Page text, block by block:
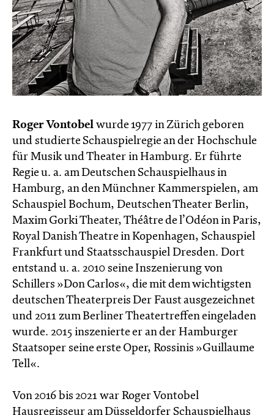
Roger Vontobel wurde 1977 in Zürich geboren
und studierte Schauspielregie an der Hochschule
für Musik und Theater in Hamburg. Er führte
Regie u. a. am Deutschen Schauspielhaus in
Hamburg, an den Münchner Kammerspielen, am
Schauspiel Bochum, Deutschen Theater Berlin,
Maxim Gorki Theater, Théâtre de l’Odéon in Paris,
Royal Danish Theatre in Kopenhagen, Schauspiel
Frankfurt und Staatsschauspiel Dresden. Dort
entstand u. a. 2010 seine Inszenierung von
Schillers »Don Carlos«, die mit dem wichtigsten
deutschen Theaterpreis Der Faust ausgezeichnet
und 2011 zum Berliner Theatertreffen eingeladen
wurde. 2015 inszenierte er an der Hamburger
Staatsoper seine erste Oper, Rossinis »Guillaume
Tell«.
Von 2016 bis 2021 war Roger Vontobel
Hausregisseur am Düsseldorfer Schauspielhaus